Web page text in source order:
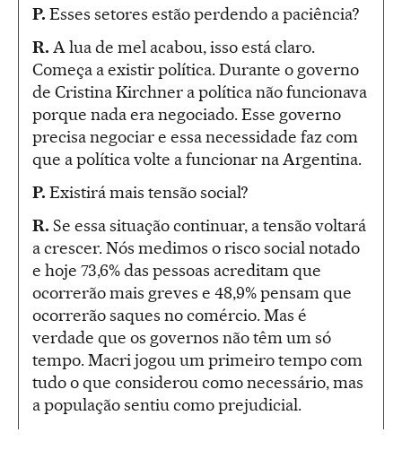
P. Esses setores estão perdendo a paciência?
R. A lua de mel acabou, isso está claro.
Começa a existir política. Durante o governo
de Cristina Kirchner a política não funcionava
porque nada era negociado. Esse governo
precisa negociar e essa necessidade faz com
que a política volte a funcionar na Argentina.
P. Existirá mais tensão social?
R. Se essa situação continuar, a tensão voltará
a crescer. Nós medimos o risco social notado
e hoje 73,6% das pessoas acreditam que
ocorrerão mais greves e 48,9% pensam que
ocorrerão saques no comércio. Mas é
verdade que os governos não têm um só
tempo. Macri jogou um primeiro tempo com
tudo o que considerou como necessário, mas
a população sentiu como prejudicial.